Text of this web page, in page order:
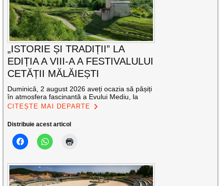
„ISTORIE ȘI TRADIȚII” LA
EDIȚIA A VIII-A A FESTIVALULUI
CETĂȚII MĂLĂIEȘTI
Duminică, 2 august 2026 aveți ocazia să pășiți
în atmosfera fascinantă a Evului Mediu, la
CITEȘTE MAI DEPARTE
Distribuie acest articol